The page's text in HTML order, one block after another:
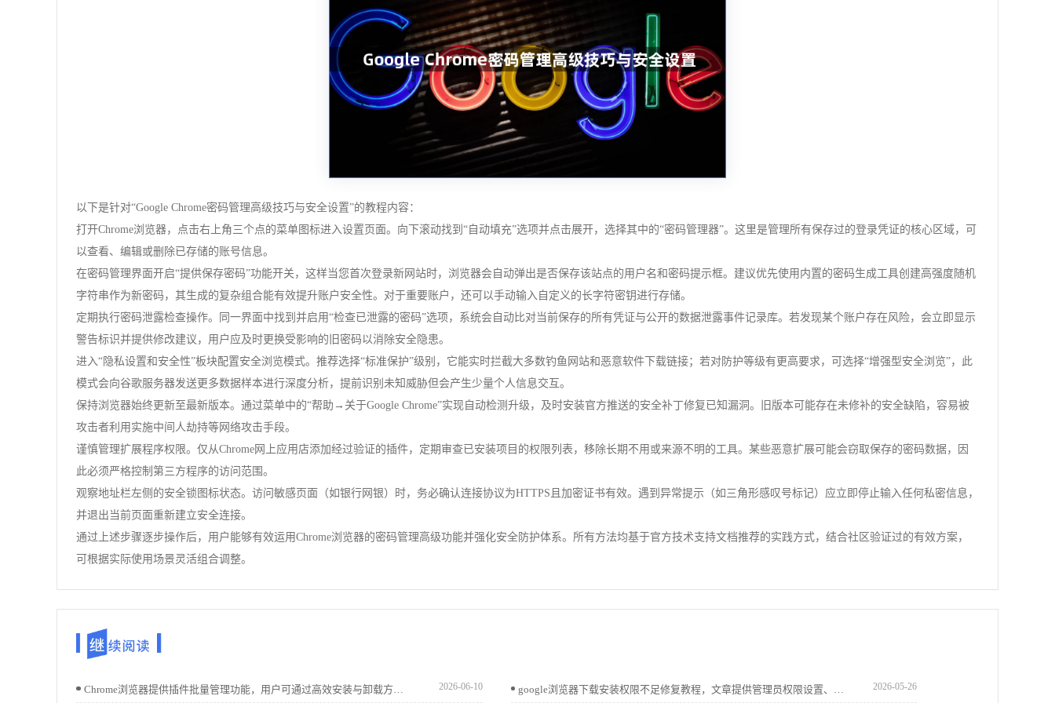
以下是针对“Google Chrome密码管理高级技巧与安全设置”的教程内容：
打开Chrome浏览器，点击右上角三个点的菜单图标进入设置页面。向下滚动找到“自动填充”选项并点击展开，选择其中的“密码管理器”。这里是管理所有保存过的登录凭证的核心区域，可
以查看、编辑或删除已存储的账号信息。
在密码管理界面开启“提供保存密码”功能开关，这样当您首次登录新网站时，浏览器会自动弹出是否保存该站点的用户名和密码提示框。建议优先使用内置的密码生成工具创建高强度随机
字符串作为新密码，其生成的复杂组合能有效提升账户安全性。对于重要账户，还可以手动输入自定义的长字符密钥进行存储。
定期执行密码泄露检查操作。同一界面中找到并启用“检查已泄露的密码”选项，系统会自动比对当前保存的所有凭证与公开的数据泄露事件记录库。若发现某个账户存在风险，会立即显示
警告标识并提供修改建议，用户应及时更换受影响的旧密码以消除安全隐患。
进入“隐私设置和安全性”板块配置安全浏览模式。推荐选择“标准保护”级别，它能实时拦截大多数钓鱼网站和恶意软件下载链接；若对防护等级有更高要求，可选择“增强型安全浏览”，此
模式会向谷歌服务器发送更多数据样本进行深度分析，提前识别未知威胁但会产生少量个人信息交互。
保持浏览器始终更新至最新版本。通过菜单中的“帮助→关于Google Chrome”实现自动检测升级，及时安装官方推送的安全补丁修复已知漏洞。旧版本可能存在未修补的安全缺陷，容易被
攻击者利用实施中间人劫持等网络攻击手段。
谨慎管理扩展程序权限。仅从Chrome网上应用店添加经过验证的插件，定期审查已安装项目的权限列表，移除长期不用或来源不明的工具。某些恶意扩展可能会窃取保存的密码数据，因
此必须严格控制第三方程序的访问范围。
观察地址栏左侧的安全锁图标状态。访问敏感页面（如银行网银）时，务必确认连接协议为HTTPS且加密证书有效。遇到异常提示（如三角形感叹号标记）应立即停止输入任何私密信息，
并退出当前页面重新建立安全连接。
通过上述步骤逐步操作后，用户能够有效运用Chrome浏览器的密码管理高级功能并强化安全防护体系。所有方法均基于官方技术支持文档推荐的实践方式，结合社区验证过的有效方案，
可根据实际使用场景灵活组合调整。
Chrome浏览器提供插件批量管理功能，用户可通过高效安装与卸载方法优化扩展使用，保持浏览器性能流畅稳定。 2026-06-10 google浏览器下载安装权限不足修复教程，文章提供管理员权限设置、系统权限检查及操作方法，帮助用户顺利完成安装。 2026-05-26